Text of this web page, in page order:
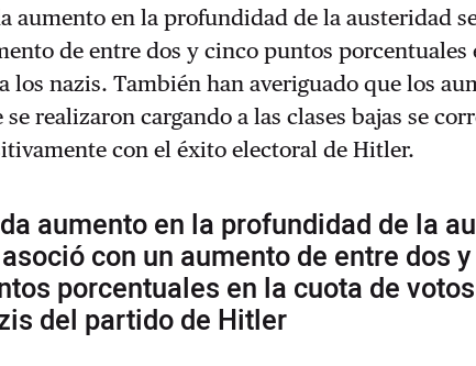
aumento en la profundidad de la austeridad
de entre dos y cinco puntos porcentuales
los nazis. También han averiguado que los
se realizaron cargando a las clases bajas se
con el éxito electoral de Hitler.
aumento en la profundidad de la
con un aumento de entre dos
porcentuales en la cuota de
del partido de Hitler